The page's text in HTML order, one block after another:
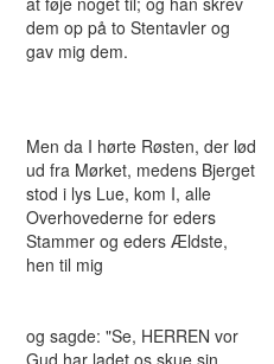
dem op på to Stentavler og
gav mig dem.
Men da I hørte Røsten, der lød
ud fra Mørket, medens Bjerget
stod i lys Lue, kom I, alle
Overhovederne for eders
Stammer og eders Ældste,
hen til mig
og sagde: "Se, HERREN vor
Gud har ladet os skue sin